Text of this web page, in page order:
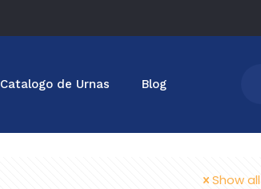
Catalogo de Urnas Blog
Show all